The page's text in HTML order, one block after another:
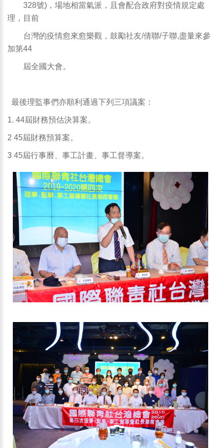
328號)，場地相當氣派，且會配合政府對疫情規定處
理，目前
台灣的疫情愈來愈樂觀，鼓勵社友/倩聯/子聯,盡量來參
加第44
屆全國大會。
最後理監事們亦順利通過下列三項議案：
1. 44屆財務預估決算案。
2 45屆財務預算案。
3 45屆行事曆、事工計畫、事工督導案。